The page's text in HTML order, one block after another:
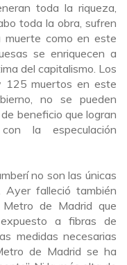
toda la riqueza,
toda la obra, sufren
muerte como en este
se enriquecen a
del capitalismo. Los
125 muertos en este
no se pueden
beneficio que logran
la especulación
no son las únicas
Ayer falleció también
de Madrid que
a fibras de
medidas necesarias
de Madrid se ha